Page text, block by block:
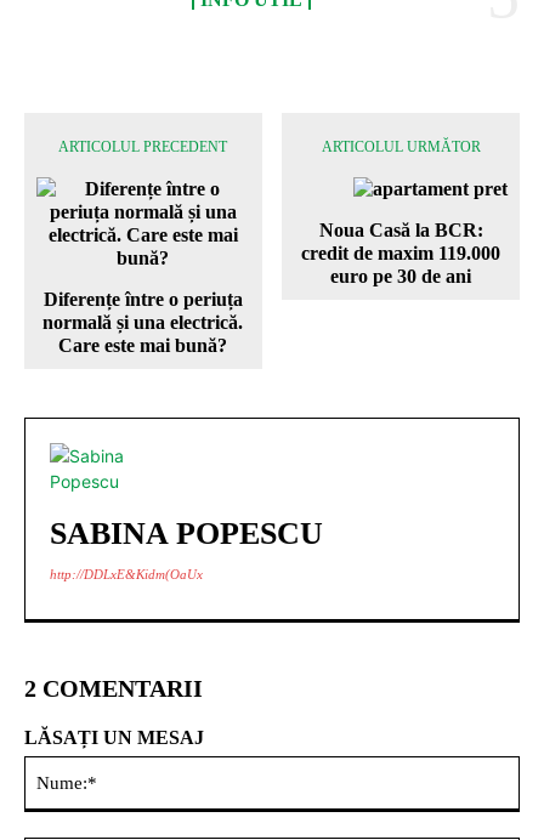
ARTICOLUL PRECEDENT
Diferențe între o periuța
normală și una electrică.
Care este mai bună?
ARTICOLUL URMĂTOR
Noua Casă la BCR:
credit de maxim 119.000
euro pe 30 de ani
SABINA POPESCU
http://DDLxE&Kidm(OaUx
2 COMENTARII
LĂSAȚI UN MESAJ